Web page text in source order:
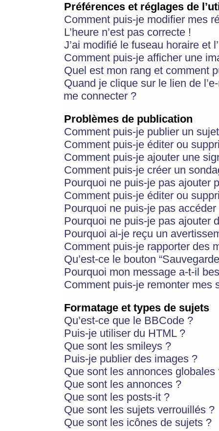
Préférences et réglages de
Comment puis-je modifier mes
L’heure n’est pas correcte !
J’ai modifié le fuseau horaire et
Comment puis-je afficher une
Quel est mon rang et comment
Quand je clique sur le lien de
me connecter ?
Problèmes de publication
Comment puis-je publier un
Comment puis-je éditer ou
Comment puis-je ajouter une
Comment puis-je créer un
Pourquoi ne puis-je pas ajouter
Comment puis-je éditer ou
Pourquoi ne puis-je pas
Pourquoi ne puis-je pas ajouter
Pourquoi ai-je reçu un
Comment puis-je rapporter des
Qu’est-ce le bouton
Pourquoi mon message a-t-il
Comment puis-je remonter mes
Formatage et types de sujets
Qu’est-ce que le BBCode ?
Puis-je utiliser du HTML ?
Que sont les smileys ?
Puis-je publier des images ?
Que sont les annonces globales
Que sont les annonces ?
Que sont les posts-it ?
Que sont les sujets verrouillés ?
Que sont les icônes de sujets ?